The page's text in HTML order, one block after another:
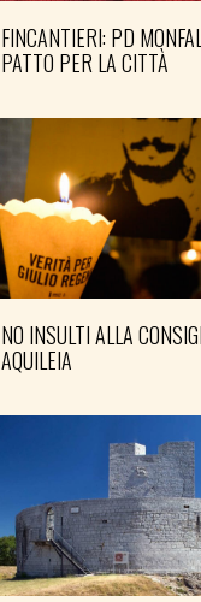
FINCANTIERI: PD
PATTO PER LA CITTÀ
NO INSULTI ALLA
AQUILEIA